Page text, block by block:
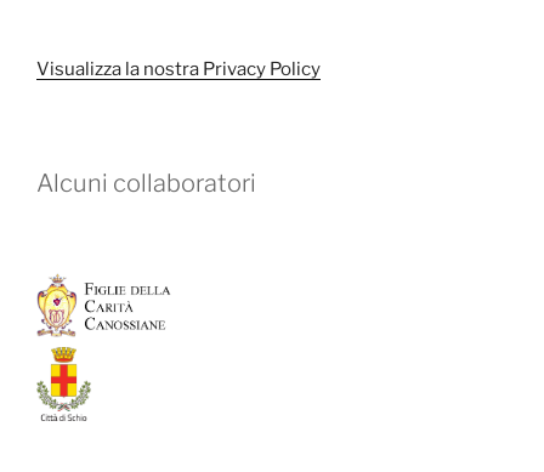
Visualizza la nostra Privacy Policy
Alcuni collaboratori